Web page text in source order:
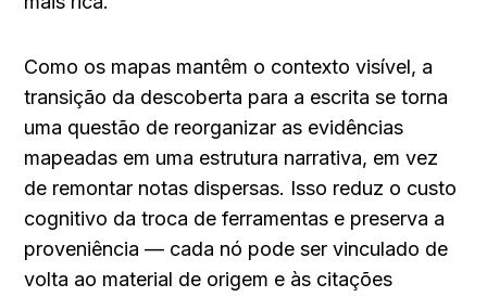
Como os mapas mantêm o contexto visível, a
transição da descoberta para a escrita se torna
uma questão de reorganizar as evidências
mapeadas em uma estrutura narrativa, em vez
de remontar notas dispersas. Isso reduz o custo
cognitivo da troca de ferramentas e preserva a
proveniência — cada nó pode ser vinculado de
volta ao material de origem e às citações